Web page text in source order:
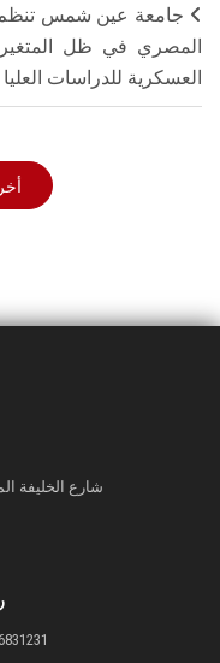
جامعة عين شمس تنظم
المصري في ظل
العسكرية للدراسات العليا
شارع الخليفة
- 26831417 - 26831474